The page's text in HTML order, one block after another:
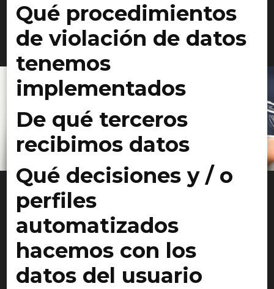
Qué procedimientos
de violación de datos
tenemos
implementados
De qué terceros
recibimos datos
Qué decisiones y / o
perfiles
automatizados
hacemos con los
datos del usuario